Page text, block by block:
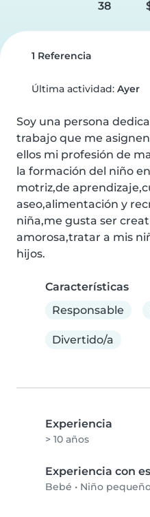
38
1 Referencia
Última actividad: Ayer
Soy una persona
trabajo que me
ellos mi profesión de
la formación del niño
motriz,de
aseo,alimentación y
niña,me gusta ser
amorosa,tratar a mis
hijos.
Características
Responsable
Divertido/a
Experiencia
> 10 años
Experiencia con
Bebé • Niño